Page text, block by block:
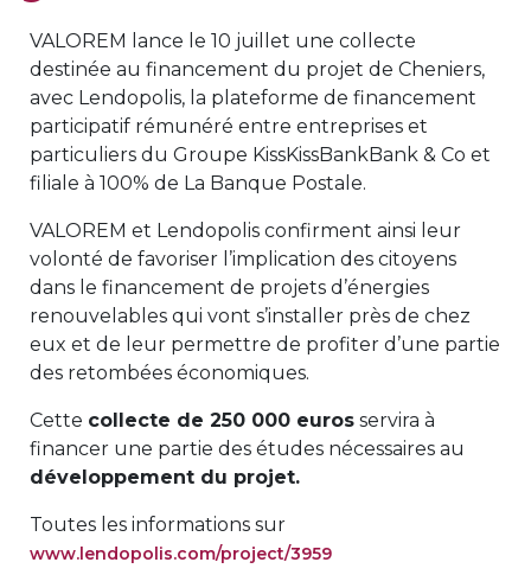
VALOREM lance le 10 juillet une collecte
destinée au financement du projet de Cheniers,
avec Lendopolis, la plateforme de financement
participatif rémunéré entre entreprises et
particuliers du Groupe KissKissBankBank & Co et
filiale à 100% de La Banque Postale.
VALOREM et Lendopolis confirment ainsi leur
volonté de favoriser l’implication des citoyens
dans le financement de projets d’énergies
renouvelables qui vont s’installer près de chez
eux et de leur permettre de profiter d’une partie
des retombées économiques.
Cette collecte de 250 000 euros servira à
financer une partie des études nécessaires au
développement du projet.
Toutes les informations sur
www.lendopolis.com/project/3959